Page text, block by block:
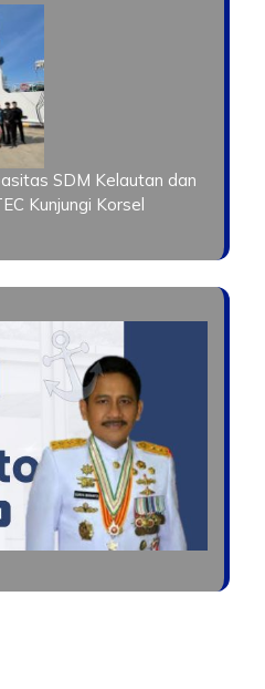
SDM Kelautan dan
Kunjungi Korsel